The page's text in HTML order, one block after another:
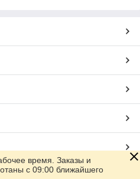
время. Заказы и
с 09:00 ближайшего